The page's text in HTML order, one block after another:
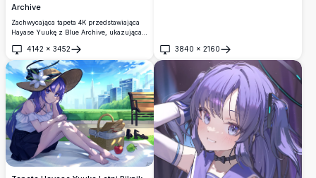
Archive
Zachwycająca tapeta 4K przedstawiająca
Hayase Yuukę z Blue Archive, ukazująca
kucyki, świecącą aureolę i przenikliwe
fioletowe oczy. Wysokiej rozdzielczości
grafika anime o eleganckim estetyce sci-fi,
idealna jako tło pulpitu.
4142 × 3452
Otwórz
3840 × 2160
Otwórz